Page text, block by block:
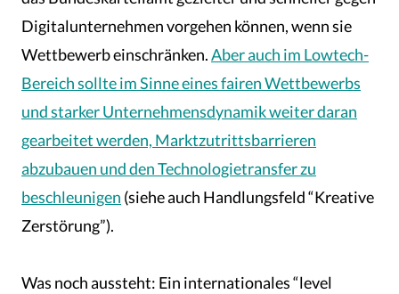
Digitalunternehmen vorgehen können, wenn sie
Wettbewerb einschränken.Aber auch im Lowtech-
Bereich sollte im Sinne eines fairen Wettbewerbs
und starker Unternehmensdynamik weiter daran
gearbeitet werden, Marktzutrittsbarrieren
abzubauen und den Technologietransfer zu
beschleunigen (siehe auch Handlungsfeld “Kreative
Zerstörung”).
Was noch aussteht: Ein internationales “level